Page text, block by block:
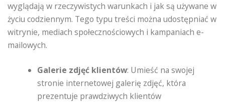
wyglądają w rzeczywistych warunkach i jak są używane w
życiu codziennym. Tego typu treści można udostępniać w
witrynie, mediach społecznościowych i kampaniach e-
mailowych.
Galerie zdjęć klientów: Umieść na swojej
stronie internetowej galerię zdjęć, która
prezentuje prawdziwych klientów